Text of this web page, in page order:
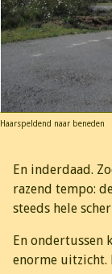
Haarspeldend naar beneden
En inderdaad.
razend tempo:
steeds hele
En ondertussen
enorme